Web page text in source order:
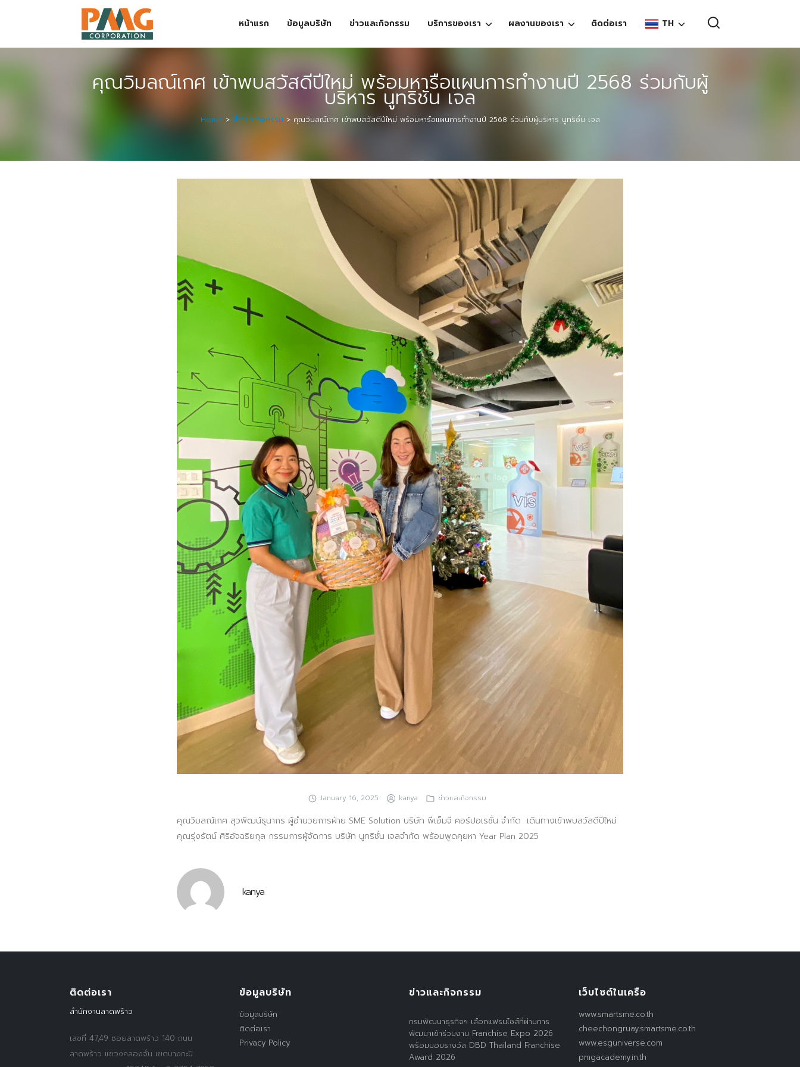
หน้าแรก ข้อมูลบริษัท ข่าวและกิจกรรม บริการของเรา ผลงานของเรา ติดต่อเรา TH
TH
Event & Exhibition Solution
Seminar Service Solution
ประชาสัมพันธ์ผ่านสื่อออฟไลน์และสื่อออนไลน์
ผลิตสิ่งพิมพ์และที่เกี่ยวข้อง
อบรมสัมมนาออฟไลน์และออนไลน์
Search
for:
Search
คุณวิมลณ์เกศ เข้าพบสวัสดีปีใหม่ พร้อมหารือแผนการทำงานปี 2568 ร่วมกับผู้
บริหาร นูทริชั่น เจล
Home > ข่าวและกิจกรรม > คุณวิมลณ์เกศ เข้าพบสวัสดีปีใหม่ พร้อมหารือแผนการทำงานปี 2568 ร่วมกับผู้บริหาร นูทริชั่น เจล
January 16, 2025 kanya ข่าวและกิจกรรม
คุณวิมลณ์เกศ สุวพัฒน์ธุนากร ผู้อำนวยการฝ่าย SME Solution บริษัท พีเอ็มจี คอร์ปอเรชั่น จำกัด เดินทางเข้าพบสวัสดีปีใหม่
คุณรุ่งรัตน์ ศิริอัจฉริยกุล กรรมการผู้จัดการ บริษัท นูทริชั่น เจลจำกัด พร้อมพูดคุยหา Year Plan 2025
kanya
ติดต่อเรา
สำนักงานลาดพร้าว
เลขที่ 47,49 ซอยลาดพร้าว 140 ถนน
ลาดพร้าว แขวงคลองจั่น เขตบางกะปิ
ข้อมูลบริษัท
ข้อมูลบริษัท
ติดต่อเรา
Privacy Policy
ข่าวและกิจกรรม
กรมพัฒนาธุรกิจฯ เลือกแฟรนไชส์ที่ผ่านการ
พัฒนาเข้าร่วมงาน Franchise Expo 2026
พร้อมมอบรางวัล DBD Thailand Franchise
Award 2026
เว็บไซต์ในเครือ
www.smartsme.co.th
cheechongruay.smartsme.co.th
www.esguniverse.com
pmgacademy.in.th